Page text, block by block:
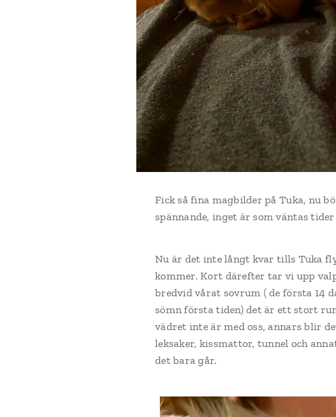
Fick så fina magbilder på Tuka, nu
spännande, inget är som väntas
Nu är det inte långt kvar tills Tuka
kommer. Kort därefter tar vi upp
bredvid vårat sovrum ( de första 14
sömn första tiden) det är ett stort
vädret inte är med oss, annars blir
leksaker, kissmattor, tunnel och
det bara går.